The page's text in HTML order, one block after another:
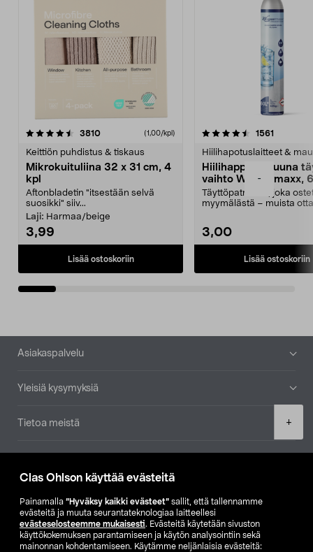
Clas Ohlson käyttää evästeitä
Painamalla ”Hyväksy kaikki evästeet” sallit, että tallennamme
evästeitä ja muuta seurantateknologiaa laitteellesi
evästeselosteemme mukaisesti. Evästeitä käytetään sivuston
käyttökokemuksen parantamiseen ja käytön analysointiin sekä
mainonnan kohdentamiseen. Käytämme neljänlaisia evästeitä:
-
+
3810arvostelut (1,00/kpl)
Keittiön puhdistus & tiskaus
Mikrokuituliina 32 x 31 cm, 4
kpl
Aftonbladetin "itsestään selvä
suosikki" siiv...
Laji: Harmaa/beige
3,99
Lisää ostoskoriin
4.5viidestä
1561
Hiilihapotuslaitteet &
Hiilihappopatruuna
vaihto Wassermaxx,
Täyttöpatruuna, joka
myymälästä – muista
3,00
Lisää ostoskoriin
4.5viidestä
Alatunniste
Asiakaspalvelu
Yleisiä kysymyksiä
Tietoa meistä
Etsi myymälä